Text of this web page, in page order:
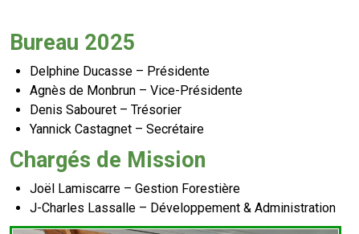
Bureau 2025
Delphine Ducasse – Présidente
Agnès de Monbrun – Vice-Présidente
Denis Sabouret – Trésorier
Yannick Castagnet – Secrétaire
Chargés de Mission
Joël Lamiscarre – Gestion Forestière
J-Charles Lassalle – Développement & Administration